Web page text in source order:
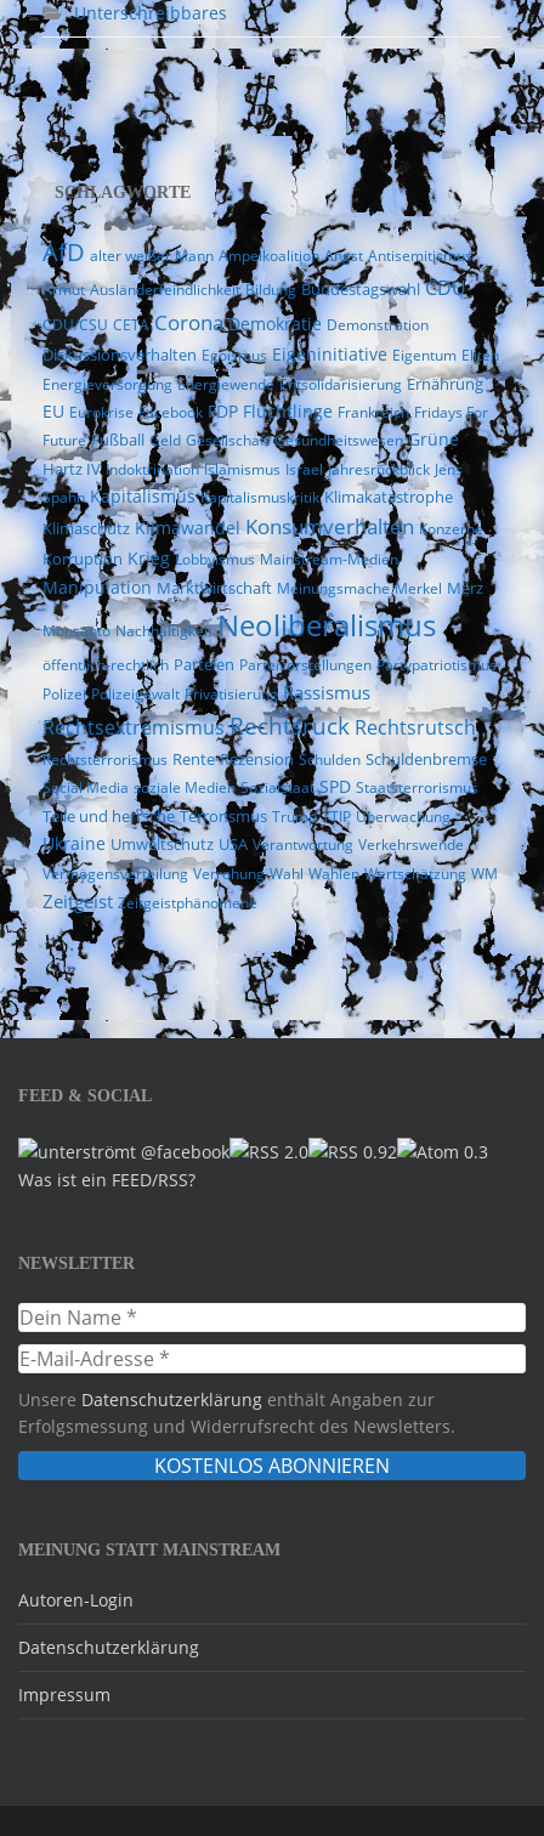
Unterschreibbares
SCHLAGWORTE
AfD alter weißer Mann Ampelkoalition Angst Antisemitismus
Armut Ausländerfeindlichkeit Bildung Bundestagswahl CDU
CDU/CSU CETA Corona Demokratie Demonstration
Diskussionsverhalten Egoismus Eigeninitiative Eigentum Eliten
Energieversorgung Energiewende Entsolidarisierung Ernährung
EU Eurokrise Facebook FDP Flüchtlinge Frankreich Fridays For
Future Fußball Geld Gesellschaft Gesundheitswesen Grüne
Hartz IV Indoktrination Islamismus Israel Jahresrückblick Jens
Spahn Kapitalismus Kapitalismuskritik Klimakatastrophe
Klimaschutz Klimawandel Konsumverhalten Konzerne
Korruption Krieg Lobbyismus Mainstream-Medien
Manipulation Marktwirtschaft Meinungsmache Merkel Merz
Monsanto Nachhaltigkeit Neoliberalismus
öffentlich-rechtlich Parteien Parteivorstellungen Partypatriotismus
Polizei Polizeigewalt Privatisierung Rassismus
RechtsextremismusRechtsruck Rechtsrutsch
Rechtsterrorismus Rente Rezension Schulden Schuldenbremse
Social Media soziale Medien Sozialstaat SPD Staatsterrorismus
Teile und herrsche Terrorismus Trump TTIP Überwachung
Ukraine Umweltschutz USA Verantwortung Verkehrswende
Vermögensverteilung Verrohung Wahl Wahlen Wertschätzung WM
Zeitgeist Zeitgeistphänomene
FEED & SOCIAL
Was ist ein FEED/RSS?
NEWSLETTER
Unsere Datenschutzerklärung enthält Angaben zur
Erfolgsmessung und Widerrufsrecht des Newsletters.
MEINUNG STATT MAINSTREAM
Autoren-Login
Datenschutzerklärung
Impressum